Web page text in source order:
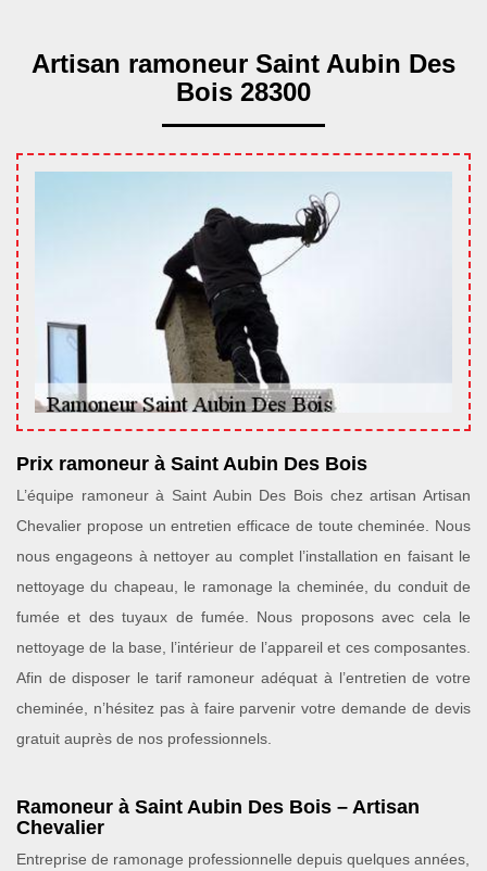
Artisan ramoneur Saint Aubin Des
Bois 28300
Prix ramoneur à Saint Aubin Des Bois
L’équipe ramoneur à Saint Aubin Des Bois chez artisan Artisan
Chevalier propose un entretien efficace de toute cheminée. Nous
nous engageons à nettoyer au complet l’installation en faisant le
nettoyage du chapeau, le ramonage la cheminée, du conduit de
fumée et des tuyaux de fumée. Nous proposons avec cela le
nettoyage de la base, l’intérieur de l’appareil et ces composantes.
Afin de disposer le tarif ramoneur adéquat à l’entretien de votre
cheminée, n’hésitez pas à faire parvenir votre demande de devis
gratuit auprès de nos professionnels.
Ramoneur à Saint Aubin Des Bois – Artisan
Chevalier
Entreprise de ramonage professionnelle depuis quelques années,